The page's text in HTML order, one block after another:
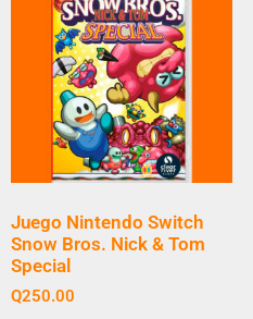
Juego Nintendo Switch
Snow Bros. Nick & Tom
Special
Q250.00